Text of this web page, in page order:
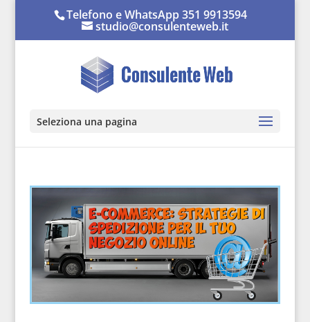
Telefono e WhatsApp 351 9913594
studio@consulenteweb.it
Seleziona una pagina